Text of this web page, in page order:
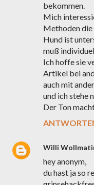
bekommen.
Mich
Methoden die
Hund ist
muß
Ich hoffe sie
Artikel bei
auch mit
und ich stehe
Der Ton
Willi
hey anonym,
du hast ja so